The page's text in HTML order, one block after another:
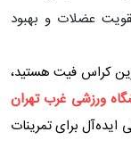
عضلات و بهبود
کراس فیت هستید،
ورزشی غرب تهران
ایده‌آل برای تمرینات